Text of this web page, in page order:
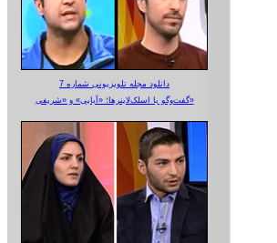
دانلود مجله تلویزیونی شماره 7
گفت‌وگو با اسلک‌لاینرها؛ «آبایی» و «شریفی»